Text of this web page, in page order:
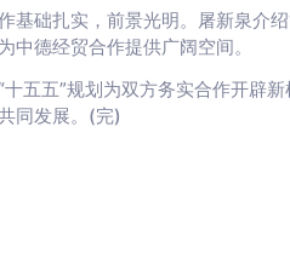
扎实，前景光明。屠新泉介绍
德经贸合作提供广阔空间。
五”规划为双方务实合作开辟新
同发展。(完)